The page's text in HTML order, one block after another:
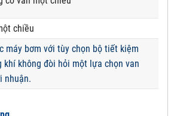
chiều
máy bơm với tùy chọn bộ tiết kiệm
khí không đòi hỏi một lựa chọn van
nhuận.